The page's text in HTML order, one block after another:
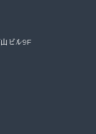
ビル9F